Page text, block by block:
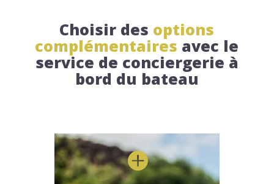
Choisir des options
complémentaires avec le
service de conciergerie à
bord du bateau
